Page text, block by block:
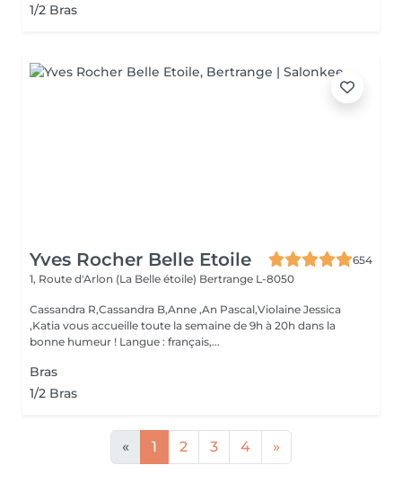
1/2 Bras
Yves Rocher Belle Etoile
654
1, Route d'Arlon (La Belle étoile) Bertrange L-8050
Cassandra R,Cassandra B,Anne ,An Pascal,Violaine Jessica
,Katia vous accueille toute la semaine de 9h à 20h dans la
bonne humeur ! Langue : français,...
Bras
1/2 Bras
« 1 2 3 4 »